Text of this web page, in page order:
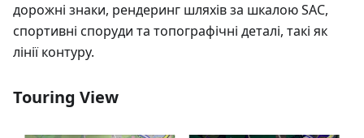
дорожні знаки, рендеринг шляхів за шкалою SAC,
спортивні споруди та топографічні деталі, такі як
лінії контуру.
Touring View